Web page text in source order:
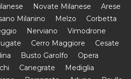
Novate Milanese
Arese
Milanino Melzo
Corbetta
Nerviano
Vimodrone
Cerro Maggiore
Cesate
Busto Garolfo
Opera
Canegrate
Mediglia